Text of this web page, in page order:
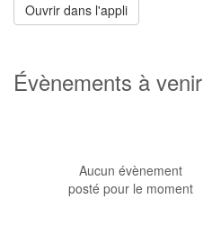
Ouvrir dans l'appli
Évènements à venir
Aucun évènement
posté pour le moment